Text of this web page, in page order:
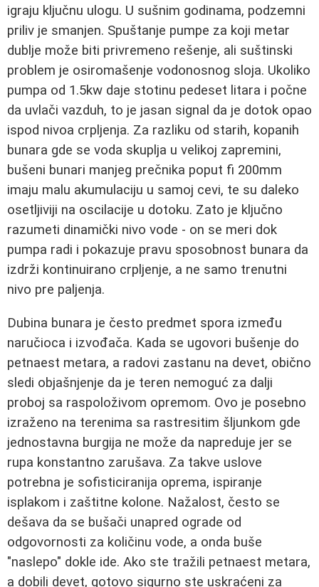
igraju ključnu ulogu. U sušnim godinama, podzemni
priliv je smanjen. Spuštanje pumpe za koji metar
dublje može biti privremeno rešenje, ali suštinski
problem je osiromašenje vodonosnog sloja. Ukoliko
pumpa od 1.5kw daje stotinu pedeset litara i počne
da uvlači vazduh, to je jasan signal da je dotok opao
ispod nivoa crpljenja. Za razliku od starih, kopanih
bunara gde se voda skuplja u velikoj zapremini,
bušeni bunari manjeg prečnika poput fi 200mm
imaju malu akumulaciju u samoj cevi, te su daleko
osetljiviji na oscilacije u dotoku. Zato je ključno
razumeti dinamički nivo vode - on se meri dok
pumpa radi i pokazuje pravu sposobnost bunara da
izdrži kontinuirano crpljenje, a ne samo trenutni
nivo pre paljenja.
Dubina bunara je često predmet spora između
naručioca i izvođača. Kada se ugovori bušenje do
petnaest metara, a radovi zastanu na devet, obično
sledi objašnjenje da je teren nemoguć za dalji
proboj sa raspoloživom opremom. Ovo je posebno
izraženo na terenima sa rastresitim šljunkom gde
jednostavna burgija ne može da napreduje jer se
rupa konstantno zarušava. Za takve uslove
potrebna je sofisticiranija oprema, ispiranje
isplakom i zaštitne kolone. Nažalost, često se
dešava da se bušači unapred ograde od
odgovornosti za količinu vode, a onda buše
"naslepo" dokle ide. Ako ste tražili petnaest metara,
a dobili devet, gotovo sigurno ste uskraćeni za